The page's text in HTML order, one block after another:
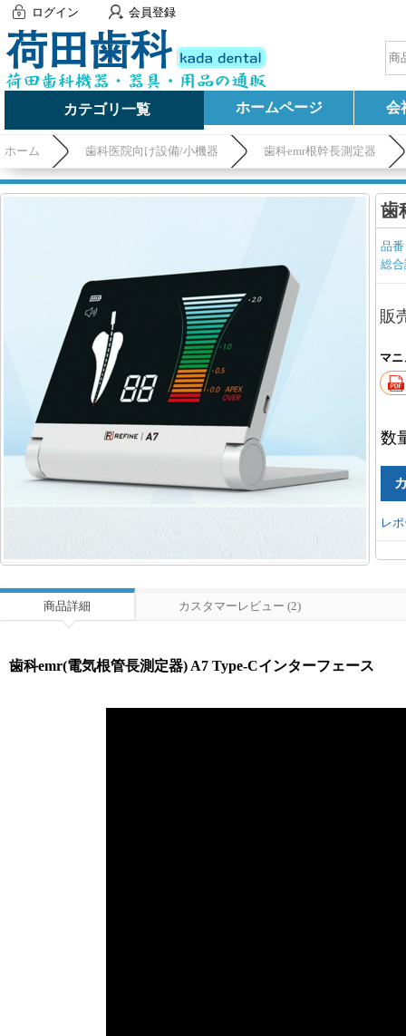
ログイン 会員登録
カテゴリ一覧 ホームページ 会
ホーム 歯科医院向け設備/小機器 歯科emr根幹長測定器
歯
品
総
販
マ
数
レ
商品詳細 カスタマーレビュー (2)
歯科emr(電気根管長測定器) A7 Type-Cインターフェース